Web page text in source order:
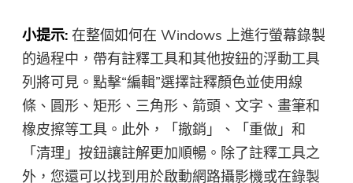
小提示: 在整個如何在 Windows 上進行螢幕錄製
的過程中，帶有註釋工具和其他按鈕的浮動工具
列將可見。點擊“編輯”選擇註釋顏色並使用線
條、圓形、矩形、三角形、箭頭、文字、畫筆和
橡皮擦等工具。此外，「撤銷」、「重做」和
「清理」按鈕讓註解更加順暢。除了註釋工具之
外，您還可以找到用於啟動網路攝影機或在錄製